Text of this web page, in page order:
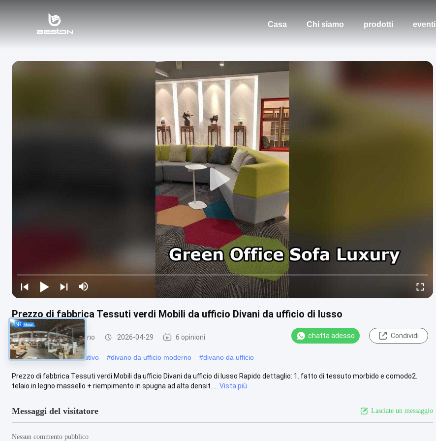
Casa Chi siamo prodotti eventi
Prezzo di fabbrica Tessuti verdi Mobili da ufficio Divani da ufficio di lusso
Mobili per ufficio Divano 2026-04-29 6 opinioni chatta adesso Condividi
#Divano da ufficio esecutivo #divano da ufficio moderno #divano da ufficio
Prezzo di fabbrica Tessuti verdi Mobili da ufficio Divani da ufficio di lusso Rapido dettaglio: 1. fatto di tessuto morbido e comodo2.
telaio in legno massello + riempimento in spugna ad alta densit.....
Vista più
Messaggi del visitatore Lasciate un messaggio
Nessun commento pubblico